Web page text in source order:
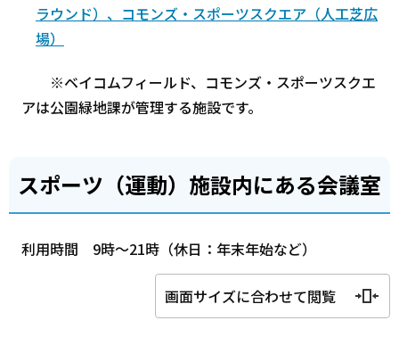
ラウンド）、コモンズ・スポーツスクエア（人工芝広
場）
※ベイコムフィールド、コモンズ・スポーツスクエ
アは公園緑地課が管理する施設です。
スポーツ（運動）施設内にある会議室
利用時間 9時～21時（休日：年末年始など）
画面サイズに合わせて閲覧